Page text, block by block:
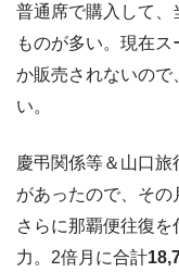
CX NRTーHKG
普通席で購入して、
ものが多い。現在
か販売されないので
い。
慶弔関係等＆山口旅
があったので、その
さらに那覇便往復
力。2倍月に合計